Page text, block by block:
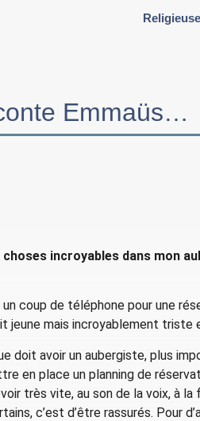
Emmaüs…
choses incroyables dans mon
un coup de téléphone pour une
jeune mais incroyablement triste
doit avoir un aubergiste, plus
en place un planning de
très vite, au son de la voix, à
c’est d’être rassurés. Pour